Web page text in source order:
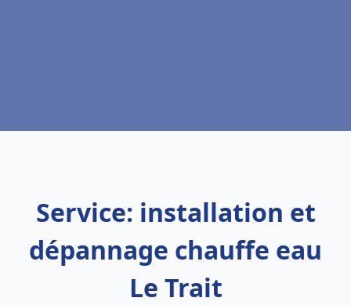
Service: installation et
dépannage chauffe eau
Le Trait